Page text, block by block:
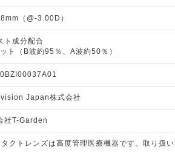
（@-3.00D）
ト成分配合
ト（B波約95％、A波約50％）
Japan株式会社
社T-Garden
クトレンズは高度管理医療機器です。取り扱